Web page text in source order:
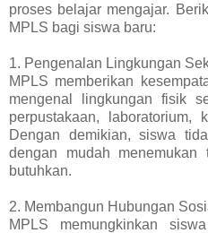
proses belajar mengajar.
MPLS bagi siswa baru:
1. Pengenalan Lingkungan
MPLS memberikan
mengenal lingkungan fisik
perpustakaan, laboratorium,
Dengan demikian, siswa
dengan mudah menemukan
butuhkan.
2. Membangun Hubungan
MPLS memungkinkan